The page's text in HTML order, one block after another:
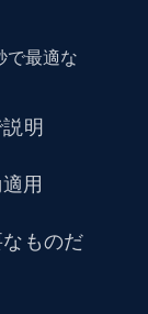
more.
購入
で最適な
明
用
ものだ